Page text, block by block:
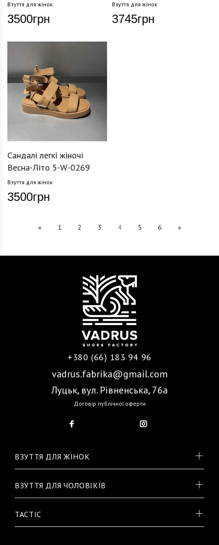
Взуття для жінок
3500грн
Взуття для жінок
3745грн
Сандалі легкі жіночі
Весна-Літо 5-W-0269
Взуття для жінок
3500грн
« 1 2 3 4 5 6 »
+380 (66) 183 94 96
vadrus.fabrika@gmail.com
Луцьк, вул. Рівненська, 76а
Договір публічної оферти
ВЗУТТЯ ДЛЯ ЖІНОК
ВЗУТТЯ ДЛЯ ЧОЛОВІКІВ
TACTIC